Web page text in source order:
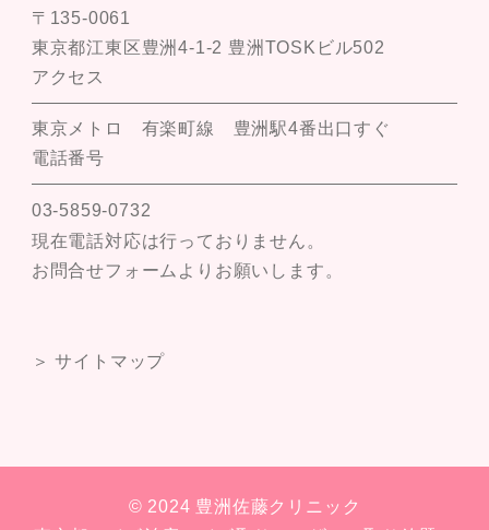
〒135-0061
東京都江東区豊洲4-1-2 豊洲TOSKビル502
アクセス
東京メトロ 有楽町線 豊洲駅4番出口すぐ
電話番号
03-5859-0732
現在電話対応は行っておりません。
お問合せフォームよりお願いします。
＞ サイトマップ
© 2024 豊洲佐藤クリニック